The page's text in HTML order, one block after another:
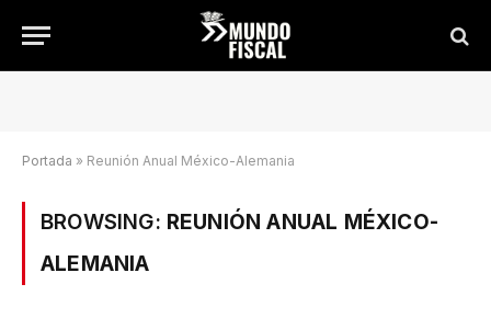
Portada » Reunión Anual México-Alemania
BROWSING: REUNIÓN ANUAL MÉXICO-
ALEMANIA